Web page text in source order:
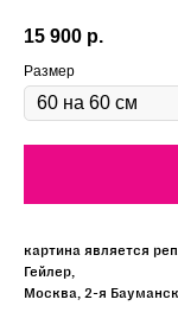
15 900 р.
Размер
картина является
Гейлер,
Москва, 2-я